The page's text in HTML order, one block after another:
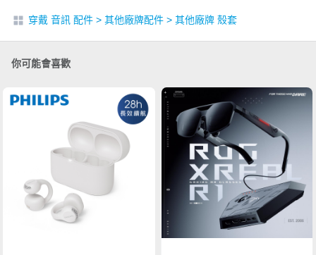
穿戴 音訊 配件 > 其他廠牌配件 > 其他廠牌 殼套
你可能會喜歡